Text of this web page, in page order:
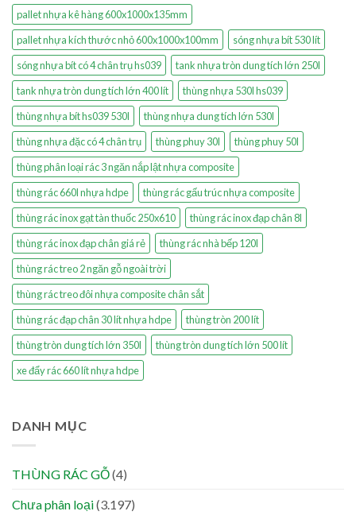
pallet nhựa kê hàng 600x1000x135mm
pallet nhựa kích thước nhỏ 600x1000x100mm
sóng nhựa bít 530 lít
sóng nhựa bít có 4 chân trụ hs039
tank nhựa tròn dung tích lớn 250l
tank nhựa tròn dung tích lớn 400 lít
thùng nhựa 530l hs039
thùng nhựa bít hs039 530l
thùng nhựa dung tích lớn 530l
thùng nhựa đặc có 4 chân trụ
thùng phuy 30l
thùng phuy 50l
thùng phân loại rác 3 ngăn nắp lật nhựa composite
thùng rác 660l nhựa hdpe
thùng rác gấu trúc nhựa composite
thùng rác inox gạt tàn thuốc 250x610
thùng rác inox đạp chân 8l
thùng rác inox đạp chân giá rẻ
thùng rác nhà bếp 120l
thùng rác treo 2 ngăn gỗ ngoài trời
thùng rác treo đôi nhựa composite chân sắt
thùng rác đạp chân 30 lít nhựa hdpe
thùng tròn 200 lít
thùng tròn dung tích lớn 350l
thùng tròn dung tích lớn 500 lít
xe đẩy rác 660 lít nhựa hdpe
DANH MỤC
THÙNG RÁC GỖ(4)
Chưa phân loại(3.197)